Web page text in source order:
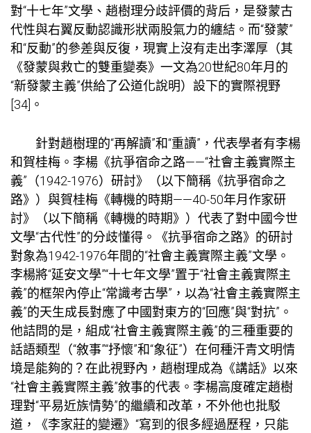
對“十七年”文學、趙樹理分歧評價的背后，是發蒙古
代性與右翼反動認識形狀兩股氣力的纏結。而“發蒙”
和“反動”的參差與反復，現實上沒有走出李澤厚（其
《發蒙與救亡的雙重變奏》一文為20世紀80年月的
“新發蒙主義”供給了公道化說明）設下的實際視野
[34]。
針對趙樹理的“再解讀”和“重讀”，代表學者有李楊
和賀桂梅。李楊《抗爭宿命之路——“社會主義實際主
義”（1942-1976）研討》（以下簡稱《抗爭宿命之
路》）與賀桂梅《轉機的時期——40-50年月作家研
討》（以下簡稱《轉機的時期》）代表了對中國今世
文學“古代性”的分歧懂得。《抗爭宿命之路》的研討
對象為1942-1976年間的“社會主義實際主義”文學。
李楊將“延安文學”“十七年文學”置于“社會主義實際主
義”的框架內停止“常識考古學”，以為“社會主義實際主
義”的天生成長對應了中國對東方的“回應”與“對抗”。
他詰問的是，組成“社會主義實際主義”的三種重要的
話語類型（“敘事”“抒懷”和“象征”）在何種汗青文明情
境是能夠的？在此視野內，趙樹理成為《講話》以來
“社會主義實際主義”敘事的代表。李楊高度確定趙樹
理對“平易近族情勢”的繼續和改革，不外他也批駁
道，《李家莊的變遷》“寫到的很多經過歷程，只能